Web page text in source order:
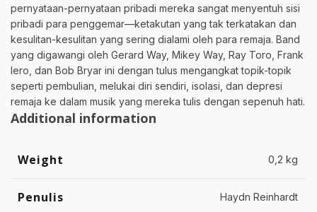
pernyataan-pernyataan pribadi mereka sangat menyentuh sisi
pribadi para penggemar—ketakutan yang tak terkatakan dan
kesulitan-kesulitan yang sering dialami oleh para remaja. Band
yang digawangi oleh Gerard Way, Mikey Way, Ray Toro, Frank
Iero, dan Bob Bryar ini dengan tulus mengangkat topik-topik
seperti pembulian, melukai diri sendiri, isolasi, dan depresi
remaja ke dalam musik yang mereka tulis dengan sepenuh hati.
Additional information
Weight 0,2 kg
Penulis Haydn Reinhardt